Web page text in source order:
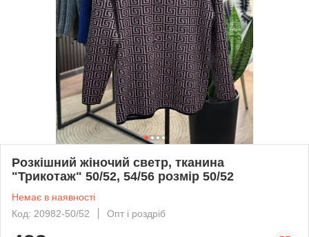
Розкішний жіночий светр, тканина
"Трикотаж" 50/52, 54/56 розмір 50/52
Немає в наявності
Код: 20982-50/52
Опт і роздріб